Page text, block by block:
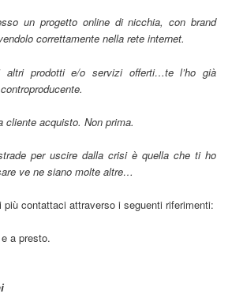
un progetto online di nicchia, con brand
correttamente nella rete internet.
altri prodotti e/o servizi offerti…te l’ho già
cliente acquisto. Non prima.
per uscire dalla crisi è quella che ti ho
ve ne siano molte altre…
più contattaci attraverso i seguenti riferimenti:
a presto.